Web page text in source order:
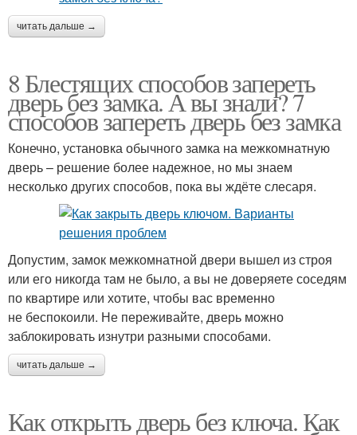
читать дальше →
8 Блестящих способов запереть
дверь без замка. А вы знали? 7
способов запереть дверь без замка
Конечно, установка обычного замка на межкомнатную
дверь – решение более надежное, но мы знаем
несколько других способов, пока вы ждёте слесаря.
Допустим, замок межкомнатной двери вышел из строя
или его никогда там не было, а вы не доверяете соседям
по квартире или хотите, чтобы вас временно
не беспокоили. Не переживайте, дверь можно
заблокировать изнутри разными способами.
читать дальше →
Как открыть дверь без ключа. Как